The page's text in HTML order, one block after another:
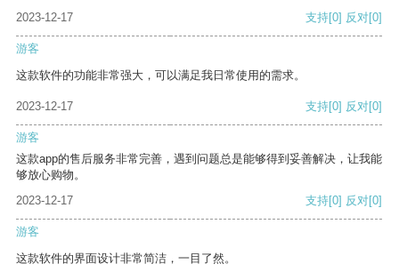
2023-12-17
支持[0] 反对[0]
游客
这款软件的功能非常强大，可以满足我日常使用的需求。
2023-12-17 支持[0] 反对[0]
游客
这款app的售后服务非常完善，遇到问题总是能够得到妥善解决，让我能
够放心购物。
2023-12-17
支持[0] 反对[0]
游客
这款软件的界面设计非常简洁，一目了然。